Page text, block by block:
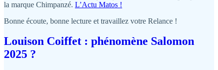
la marque Chimpanzé. L’Actu Matos !
Bonne écoute, bonne lecture et travaillez votre Relance !
Louison Coiffet : phénomène Salomon
2025 ?